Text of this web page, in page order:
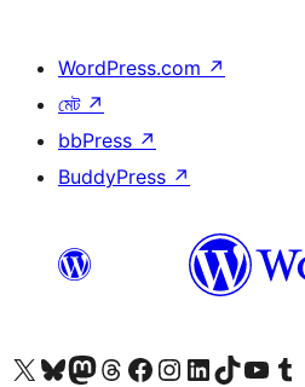
WordPress.com ↗
মেট ↗
bbPress ↗
BuddyPress ↗
আমাৰ X (আগৰ Twitter) একাউণ্টলৈ যাওকআমাৰ Bluesky একাউণ্টলৈ যাওকআমাৰ Mastodon একাউণ্টলৈ যাওকআমাৰ Threads একাউণ্টলৈ যাওকআমাৰ Facebook পৃষ্ঠালৈ যাওকআমাৰ Instagram একাউণ্টলৈ যাওকআমাৰ LinkedIn একাউণ্টলৈ যাওকআমাৰ TikTok একাউণ্টলৈ যাওকআমাৰ YouTube চেনেললৈ যাওকআমাৰ Tumblr একাউণ্টলৈ যাওক